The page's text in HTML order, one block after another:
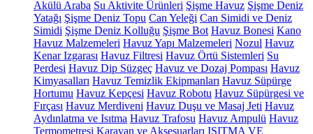
Akülü Araba Su Aktivite Ürünleri Şişme Havuz Şişme Deniz
Yatağı Şişme Deniz Topu Can Yeleği Can Simidi ve Deniz
Simidi Şişme Deniz Kolluğu Şişme Bot Havuz Bonesi Kano
Havuz Malzemeleri Havuz Yapı Malzemeleri Nozul Havuz
Kenar Izgarası Havuz Filtresi Havuz Örtü Sistemleri Su
Perdesi Havuz Dip Süzgeç Havuz ve Dozaj Pompası Havuz
Kimyasalları Havuz Temizlik Ekipmanları Havuz Süpürge
Hortumu Havuz Kepçesi Havuz Robotu Havuz Süpürgesi ve
Fırçası Havuz Merdiveni Havuz Duşu ve Masaj Jeti Havuz
Aydınlatma ve Isıtma Havuz Trafosu Havuz Ampulü Havuz
Termometresi Karavan ve Aksesuarları ISITMA VE